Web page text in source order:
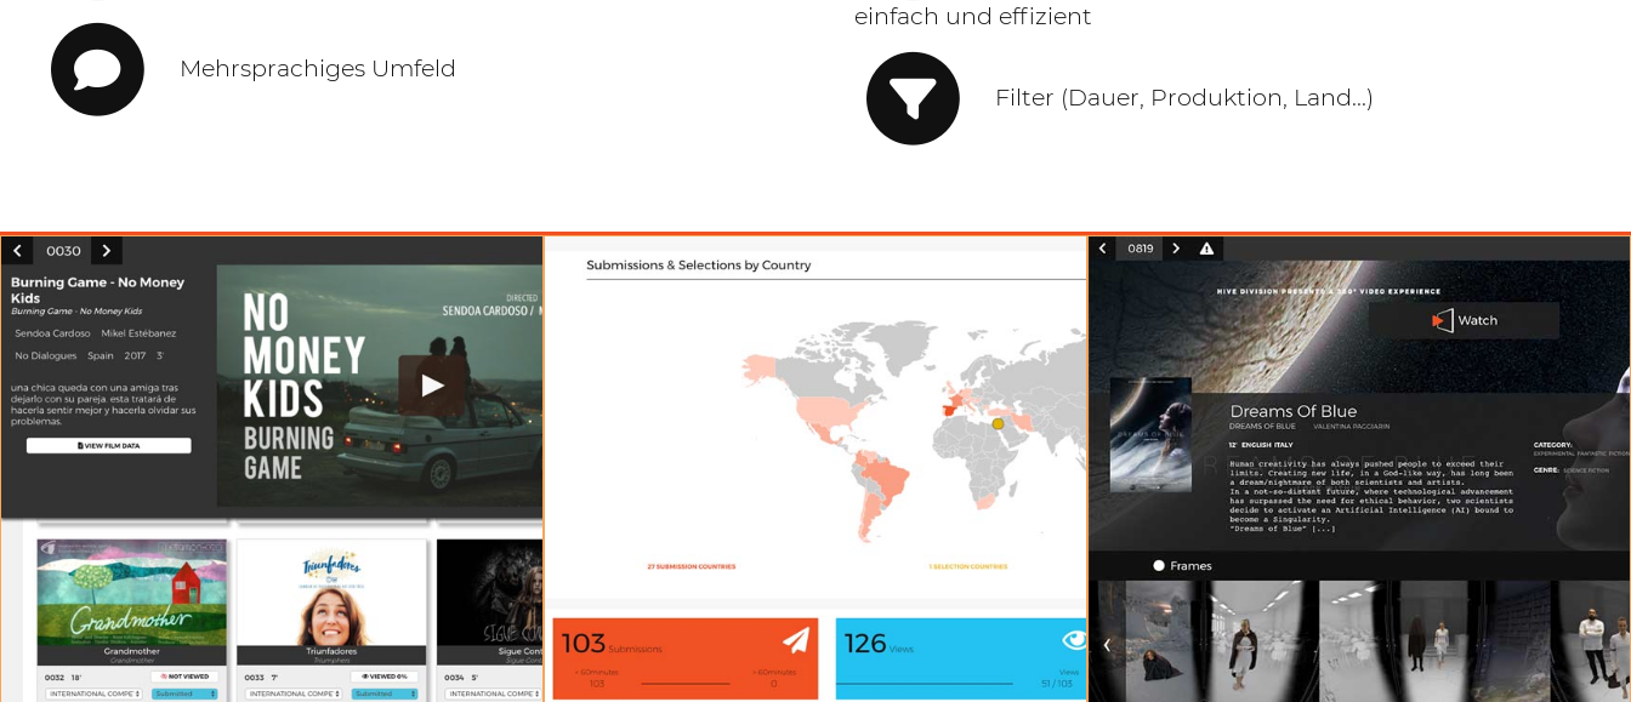
Mehrsprachiges Umfeld
einfach und effizient
Filter (Dauer, Produktion, Land...)